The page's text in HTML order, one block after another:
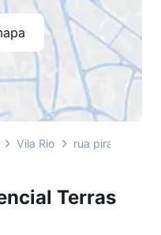
Terras
Vila Rio rua pirapora do